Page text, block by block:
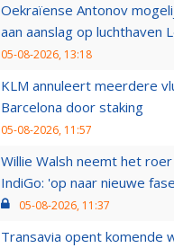
Oekraïense Antonov
aan aanslag op luchthaven
05-08-2026, 13:18
KLM annuleert meerdere
Barcelona door staking
05-08-2026, 11:57
Willie Walsh neemt het
IndiGo: 'op naar nieuwe
05-08-2026, 11:37
Transavia opent komende